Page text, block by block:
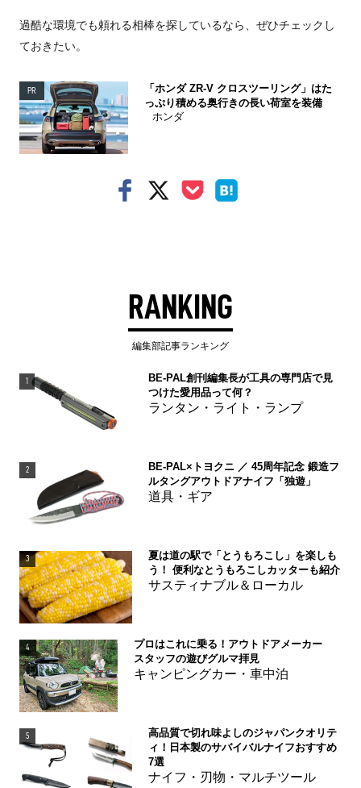
過酷な環境でも頼れる相棒を探しているなら、ぜひチェックし
ておきたい。
PR
「ホンダ ZR-V クロスツーリング」はた
っぷり積める奥行きの長い荷室を装備
ホンダ
RANKING
編集部記事ランキング
1
BE-PAL創刊編集長が工具の専門店で見
つけた愛用品って何？
ランタン・ライト・ランプ
2
BE-PAL×トヨクニ ／ 45周年記念 鍛造フ
ルタングアウトドアナイフ「独遊」
道具・ギア
3
夏は道の駅で「とうもろこし」を楽しも
う！ 便利なとうもろこしカッターも紹介
サスティナブル＆ローカル
4
プロはこれに乗る！アウトドアメーカー
スタッフの遊びグルマ拝見
キャンピングカー・車中泊
5
高品質で切れ味よしのジャパンクオリテ
ィ！日本製のサバイバルナイフおすすめ
7選
ナイフ・刃物・マルチツール